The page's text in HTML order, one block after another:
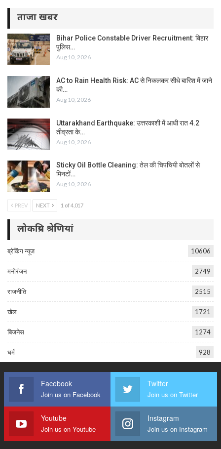
ताजा खबर
Bihar Police Constable Driver Recruitment: बिहार
पुलिस…
Aug 10, 2026
AC to Rain Health Risk: AC से निकलकर सीधे बारिश में जाने
की…
Aug 10, 2026
Uttarakhand Earthquake: उत्तरकाशी में आधी रात 4.2
तीव्रता के…
Aug 10, 2026
Sticky Oil Bottle Cleaning: तेल की चिपचिपी बोतलों से
मिनटों…
Aug 10, 2026
PREV NEXT 1 of 4,017
लोकप्रिय श्रेणियां
ब्रेकिंग न्यूज 10606
मनोरंजन 2749
राजनीति 2515
खेल 1721
बिजनेस 1274
धर्म 928
Facebook
Join us on Facebook
Twitter
Join us on Twitter
Youtube
Join us on Youtube
Instagram
Join us on Instagram